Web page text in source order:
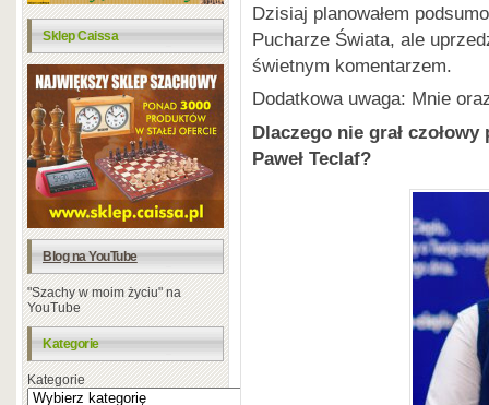
Sklep Caissa
Blog na YouTube
"Szachy w moim życiu" na
YouTube
Kategorie
Kategorie
Dzisiaj planowałem
Pucharze Świata, ale
świetnym komentarzem.
Dodatkowa uwaga: Mnie
Dlaczego nie grał
Paweł Teclaf?